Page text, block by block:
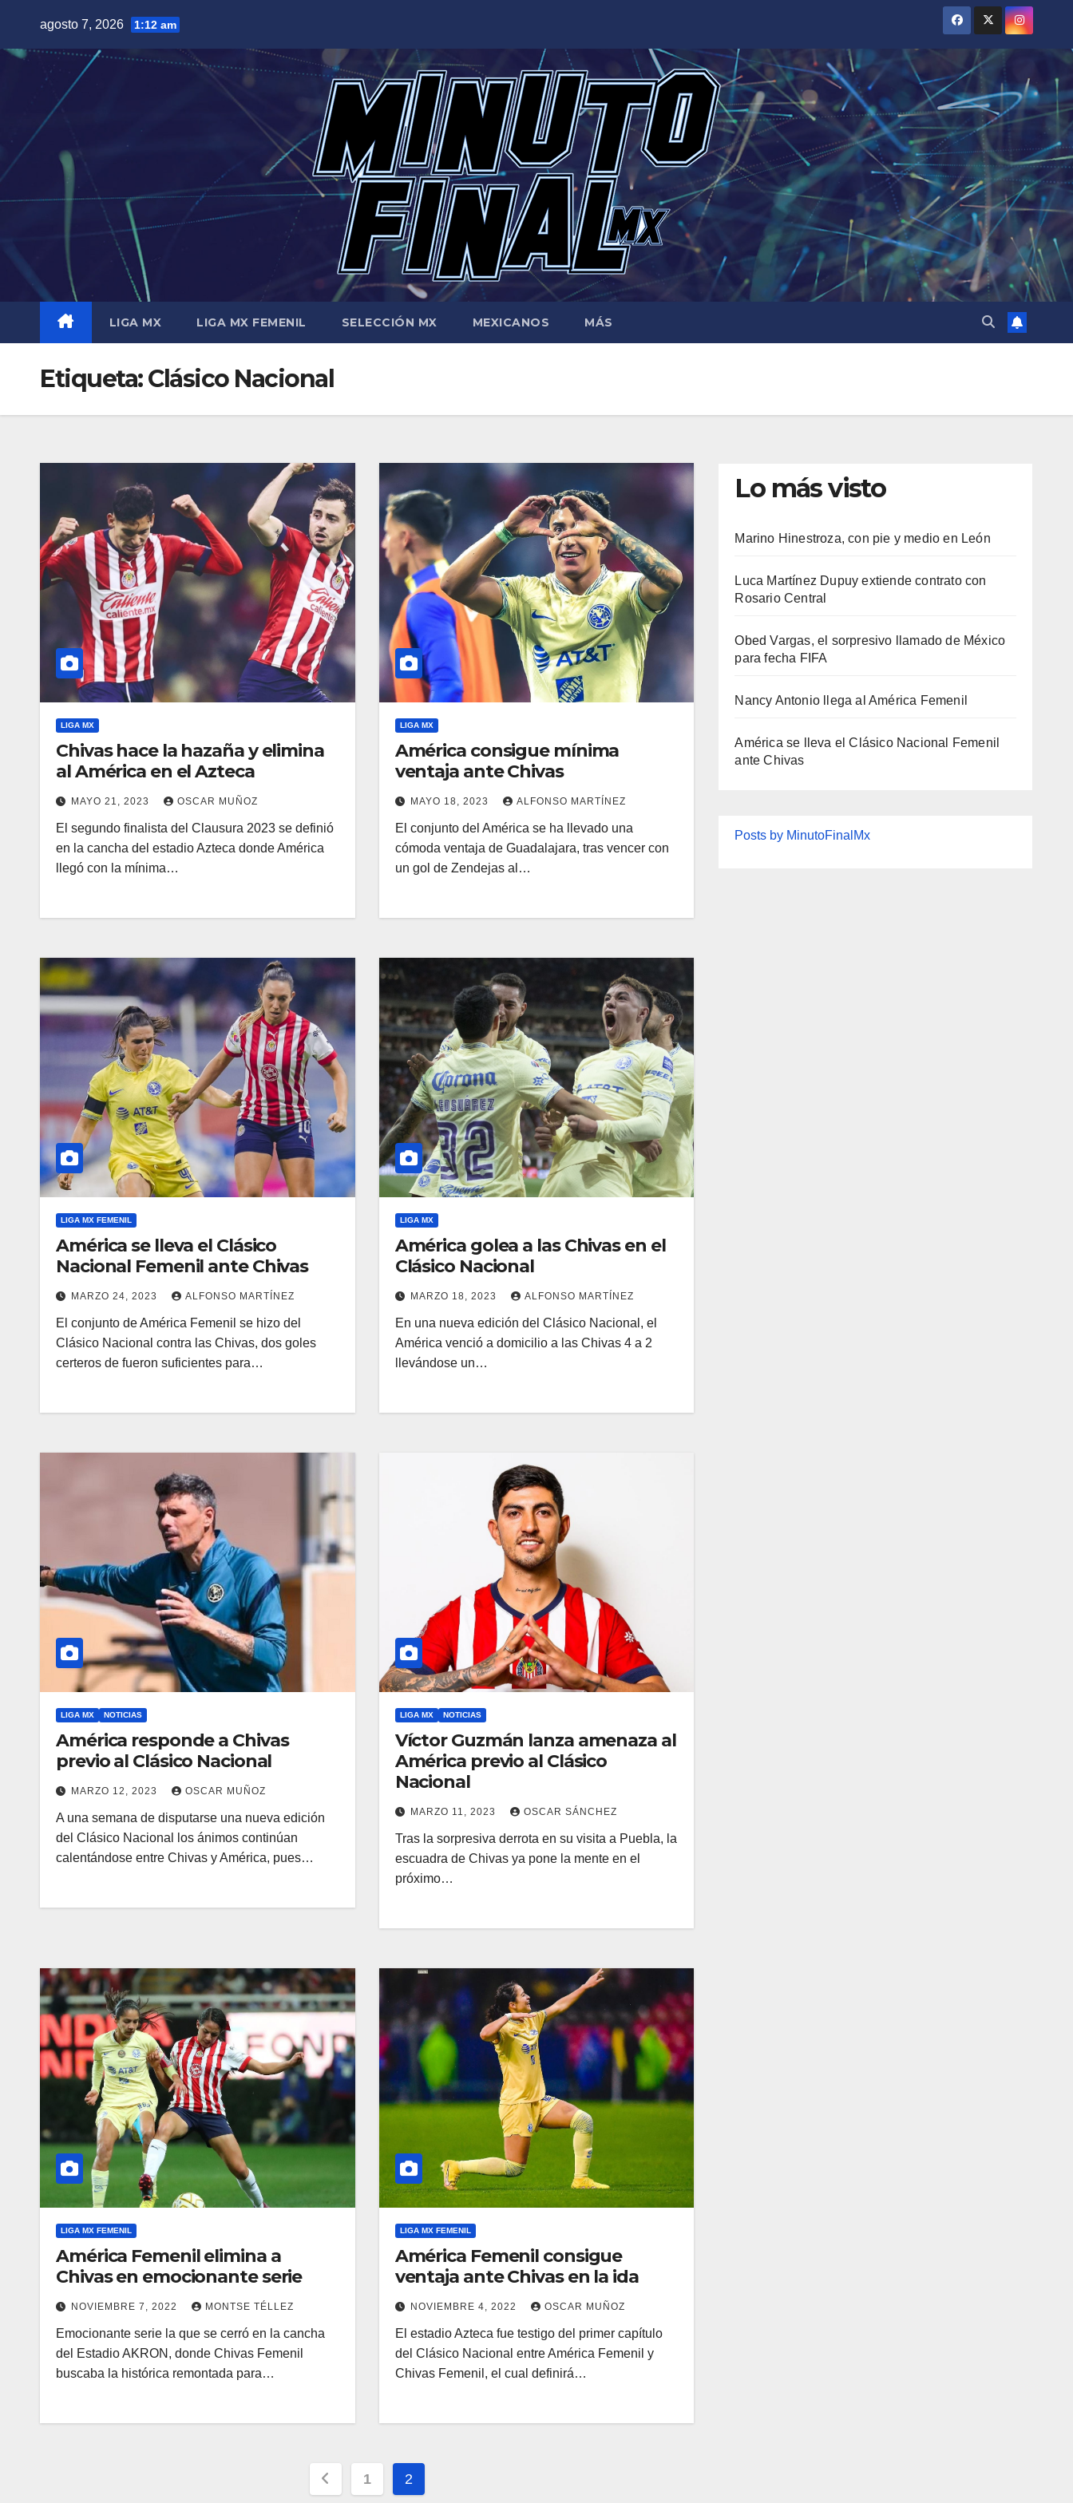
contenido
agosto 7, 2026 1:12 am
LIGA MX LIGA MX FEMENIL SELECCIÓN MX MEXICANOS MÁS
Etiqueta:Clásico Nacional
LIGA MX
Chivas hace la hazaña y elimina
al América en el Azteca
MAYO 21, 2023 OSCAR MUÑOZ
El segundo finalista del Clausura 2023 se definió
en la cancha del estadio Azteca donde América
llegó con la mínima…
LIGA MX
América consigue mínima
ventaja ante Chivas
MAYO 18, 2023 ALFONSO MARTÍNEZ
El conjunto del América se ha llevado una
cómoda ventaja de Guadalajara, tras vencer con
un gol de Zendejas al…
LIGA MX FEMENIL
América se lleva el Clásico
Nacional Femenil ante Chivas
MARZO 24, 2023 ALFONSO MARTÍNEZ
El conjunto de América Femenil se hizo del
Clásico Nacional contra las Chivas, dos goles
certeros de fueron suficientes para…
LIGA MX
América golea a las Chivas en el
Clásico Nacional
MARZO 18, 2023 ALFONSO MARTÍNEZ
En una nueva edición del Clásico Nacional, el
América venció a domicilio a las Chivas 4 a 2
llevándose un…
LIGA MX NOTICIAS
América responde a Chivas
previo al Clásico Nacional
MARZO 12, 2023 OSCAR MUÑOZ
A una semana de disputarse una nueva edición
del Clásico Nacional los ánimos continúan
calentándose entre Chivas y América, pues…
LIGA MX NOTICIAS
Víctor Guzmán lanza amenaza al
América previo al Clásico
Nacional
MARZO 11, 2023 OSCAR SÁNCHEZ
Tras la sorpresiva derrota en su visita a Puebla, la
escuadra de Chivas ya pone la mente en el
próximo…
LIGA MX FEMENIL
América Femenil elimina a
Chivas en emocionante serie
NOVIEMBRE 7, 2022 MONTSE TÉLLEZ
Emocionante serie la que se cerró en la cancha
del Estadio AKRON, donde Chivas Femenil
buscaba la histórica remontada para…
LIGA MX FEMENIL
América Femenil consigue
ventaja ante Chivas en la ida
NOVIEMBRE 4, 2022 OSCAR MUÑOZ
El estadio Azteca fue testigo del primer capítulo
del Clásico Nacional entre América Femenil y
Chivas Femenil, el cual definirá…
Paginación
1 2
Lo más visto
Marino Hinestroza, con pie y medio en León
Luca Martínez Dupuy extiende contrato con
Rosario Central
Obed Vargas, el sorpresivo llamado de México
para fecha FIFA
Nancy Antonio llega al América Femenil
América se lleva el Clásico Nacional Femenil
ante Chivas
Posts by MinutoFinalMx